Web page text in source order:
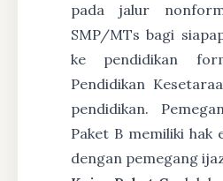
pada jalur
SMP/MTs bagi
ke pendidikan
Pendidikan
pendidikan.
Paket B memiliki hak
dengan pemegang